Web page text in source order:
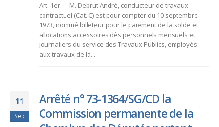
Art. 1er — M. Debrut André, conducteur de travaux
contractuel (Cat. C) est pour compter du 10 septembre
1973, nommé billeteur pour le paiement de la solde et
allocations accessoires dès personnels mensuels et
journaliers du service des Travaux Publics, employés
aux travaux de la...
11
Sep
Arrêté n° 73-1364/SG/CD la
Commission permanente de la